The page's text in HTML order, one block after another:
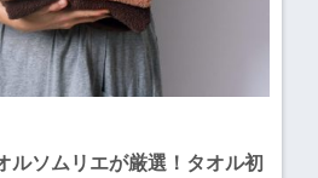
ルソムリエが厳選！タオル初